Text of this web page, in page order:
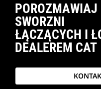
SWORZNI
ŁĄCZĄCYCH I
DEALEREM CAT